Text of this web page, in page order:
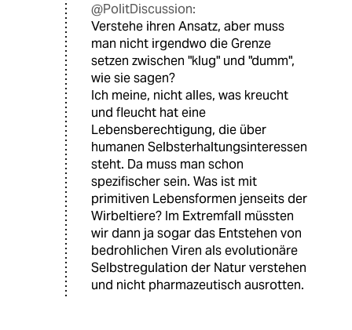
@PolitDiscussion:
Verstehe ihren Ansatz, aber muss
man nicht irgendwo die Grenze
setzen zwischen "klug" und "dumm",
wie sie sagen?
Ich meine, nicht alles, was kreucht
und fleucht hat eine
Lebensberechtigung, die über
humanen Selbsterhaltungsinteressen
steht. Da muss man schon
spezifischer sein. Was ist mit
primitiven Lebensformen jenseits der
Wirbeltiere? Im Extremfall müssten
wir dann ja sogar das Entstehen von
bedrohlichen Viren als evolutionäre
Selbstregulation der Natur verstehen
und nicht pharmazeutisch ausrotten.